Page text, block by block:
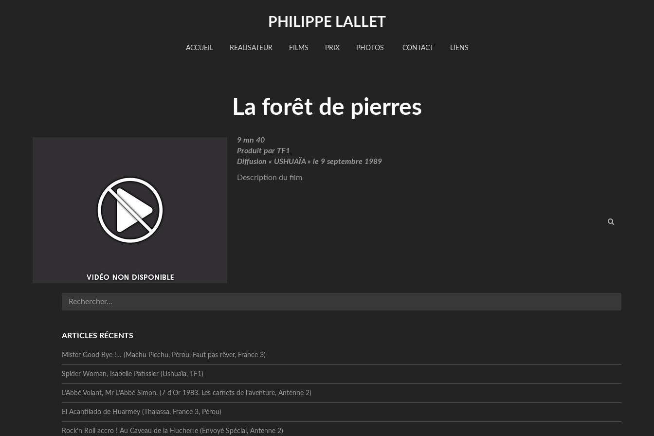
PHILIPPE LALLET
ACCUEIL REALISATEUR FILMS PRIX PHOTOS CONTACT LIENS
La forêt de pierres
9 mn 40
Produit par TF1
Diffusion « USHUAÏA » le 9 septembre 1989
Description du film
ARTICLES RÉCENTS
Mister Good Bye !… (Machu Picchu, Pérou, Faut pas rêver, France 3)
Spider Woman, Isabelle Patissier (Ushuaïa, TF1)
L’Abbé Volant, Mr L’Abbé Simon. (7 d’Or 1983. Les carnets de l’aventure, Antenne 2)
El Acantilado de Huarmey (Thalassa, France 3, Pérou)
Rock’n Roll accro ! Au Caveau de la Huchette (Envoyé Spécial, Antenne 2)